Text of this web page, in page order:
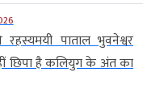
रहस्यमयी पाताल भुवनेश्वर
छिपा है कलियुग के अंत का